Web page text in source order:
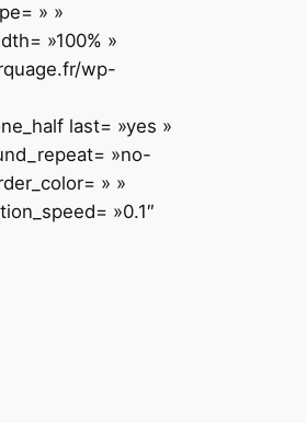
» »
»100% »
wp-
last= »yes »
»no-
» »
»0.1″